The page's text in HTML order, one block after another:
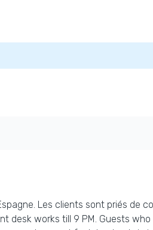
Les clients sont priés de
desk works till 9 PM. Guests